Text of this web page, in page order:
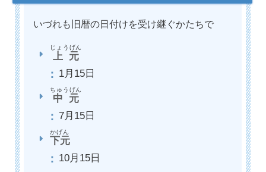
いづれも旧暦の日付けを受け継ぐかたちで
上元
じょうげん
1月15日
中元
ちゅうげん
7月15日
下元
かげん
10月15日